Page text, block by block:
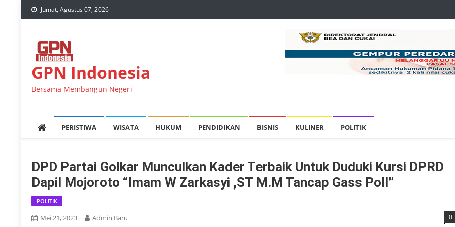
Skip
to
Jumat, Agustus 07, 2026
GPN Indonesia
Bersama Membangun Negeri
PERISTIWA WISATA HUKUM PENDIDIKAN BISNIS KULINER POLITIK
DPD Partai Golkar Munculkan Kader Terbaik Untuk Duduki Kursi DPRD
Dapil Mojoroto “Imam W Zarkasyi ,ST M.M Tancap Gass Poll”
POLITIK
Mei 21, 2023 Admin Baru 0